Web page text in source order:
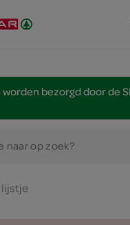
bezorgd door de
naar op zoek?
lijstje